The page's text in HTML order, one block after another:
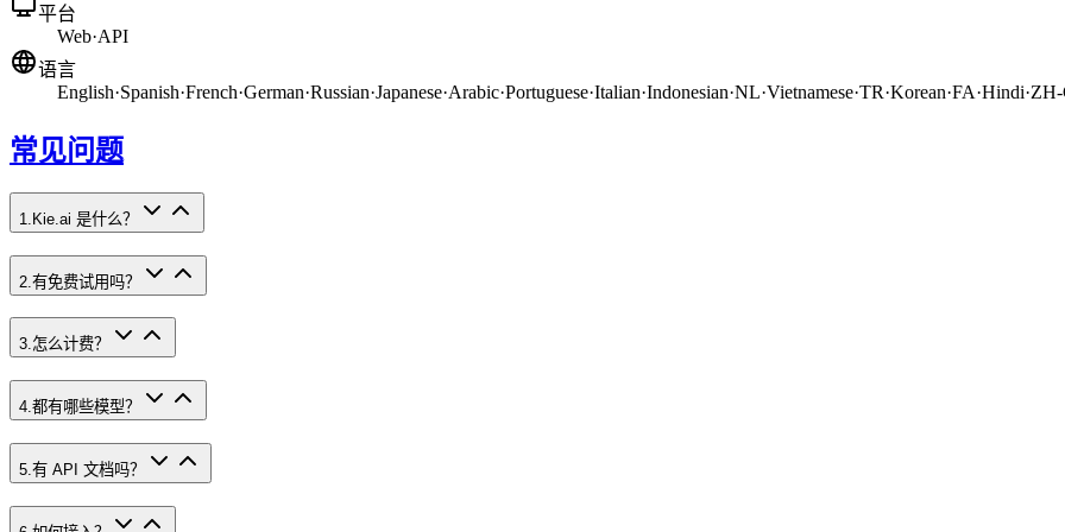
平台
Web·API
语言
English·Spanish·French·German·Russian·Japanese·Arabic·Portuguese·Italian·Indonesian·NL·Vietnamese·TR·Korean·FA·Hindi·
常见问题
1 Kie.ai 是什么？
2 有免费试用吗？
3.怎么计费？
4.都有哪些模型？
5 有 API 文档吗？